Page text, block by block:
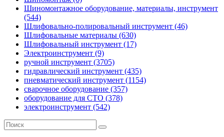
Шиномонтажное оборудование, материалы, инструмент
(544)
Шлифовально-полировальный инструмент (46)
Шлифовальные материалы (630)
Шлифовальный инструмент (17)
Электроинструмент (9)
ручной инструмент (3705)
гидравлический инструмент (435)
пневматический инструмент (1154)
сварочное оборудование (357)
оборудование для СТО (378)
электроинструмент (542)